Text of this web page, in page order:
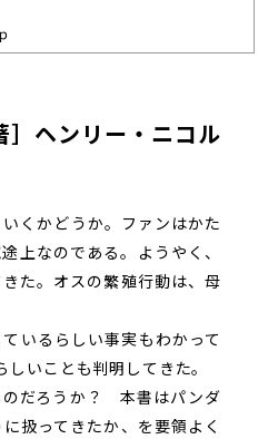
ヘンリー・ニコル
くかどうか。ファンはかた
上なのである。ようやく、
た。オスの繁殖行動は、母
いるらしい事実もわかって
いことも判明してきた。
のだろうか？ 本書はパンダ
扱ってきたか、を要領よく